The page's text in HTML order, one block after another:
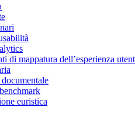
di mappatura dell’esperienza
euristica